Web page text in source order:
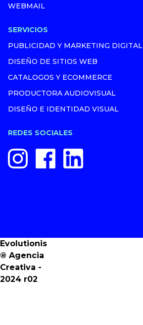
WEBMAIL
SERVICIOS
PUBLICIDAD Y MARKETING DIGITAL
DISEÑO DE SITIOS WEB
CATALOGOS Y ECOMMERCE
PRODUCTORA AUDIOVISUAL
DISEÑO E IDENTIDAD VISUAL
REDES SOCIALES
Evolutionis
® Agencia
Creativa -
2024 r02